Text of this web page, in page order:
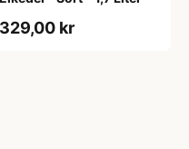
329,00 kr